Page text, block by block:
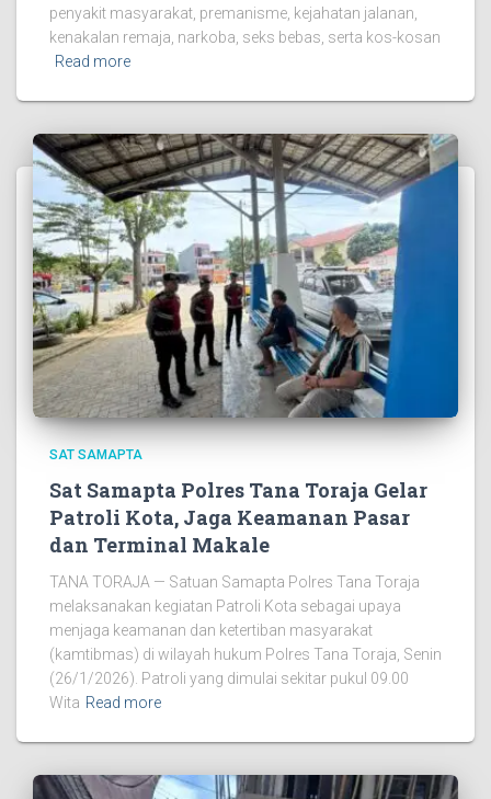
penyakit masyarakat, premanisme, kejahatan jalanan,
kenakalan remaja, narkoba, seks bebas, serta kos-kosan
Read more
SAT SAMAPTA
Sat Samapta Polres Tana Toraja Gelar
Patroli Kota, Jaga Keamanan Pasar
dan Terminal Makale
TANA TORAJA — Satuan Samapta Polres Tana Toraja
melaksanakan kegiatan Patroli Kota sebagai upaya
menjaga keamanan dan ketertiban masyarakat
(kamtibmas) di wilayah hukum Polres Tana Toraja, Senin
(26/1/2026). Patroli yang dimulai sekitar pukul 09.00
Wita Read more